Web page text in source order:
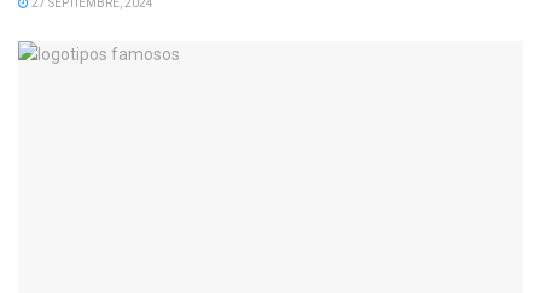
27 SEPTIEMBRE, 2024